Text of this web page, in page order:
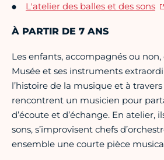
L'atelier des balles et des sons
À PARTIR DE 7 ANS
Les enfants, accompagnés ou
Musée et ses instruments
l’histoire de la musique et à
rencontrent un musicien pour
d’écoute et d’échange. En atelier,
sons, s’improvisent chefs
ensemble une courte pièce